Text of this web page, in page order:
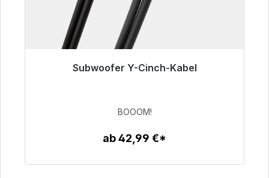
Subwoofer Y-Cinch-Kabel
53,49 €
BOOOM!
ab 42,99 €*